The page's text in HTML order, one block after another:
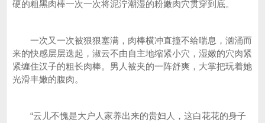
硬的粗黑肉棒一次一次将泥泞潮湿的粉嫩肉穴贯穿到底。
一次又一次被狠狠塞满，肉棒横冲直撞不给喘息，汹涌而
来的快感层层迭起，淑云不由自主地缩紧小穴，湿嫩的穴肉紧
紧缠住汉子的粗长肉棒。男人被夹的一阵舒爽，大掌把玩着她
光滑丰嫩的腹肉。
“云儿不愧是大户人家养出来的贵妇人，这白花花的身子